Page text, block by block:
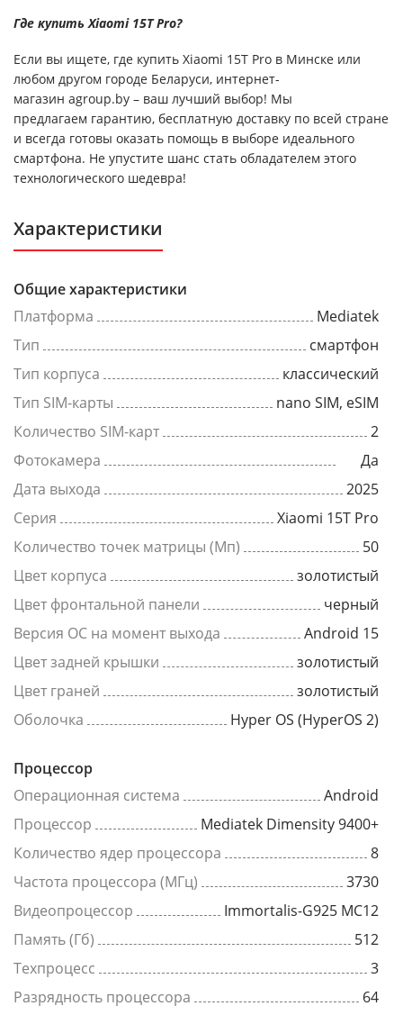
Где купить Xiaomi 15T Pro?
Если вы ищете, где купить Xiaomi 15T Pro в Минске или
любом другом городе Беларуси, интернет-
магазин agroup.by – ваш лучший выбор! Мы
предлагаем гарантию, бесплатную доставку по всей стране
и всегда готовы оказать помощь в выборе идеального
смартфона. Не упустите шанс стать обладателем этого
технологического шедевра!
Характеристики
Общие характеристики
Платформа
Mediatek
Тип
смартфон
Тип корпуса
классический
Тип SIM-карты
nano SIM, eSIM
Количество SIM-карт
2
Фотокамера
Да
Дата выхода
2025
Серия
Xiaomi 15T Pro
Количество точек матрицы (Мп)
50
Цвет корпуса
золотистый
Цвет фронтальной панели
черный
Версия ОС на момент выхода
Android 15
Цвет задней крышки
золотистый
Цвет граней
золотистый
Оболочка
Hyper OS (HyperOS 2)
Процессор
Операционная система
Android
Процессор
Mediatek Dimensity 9400+
Количество ядер процессора
8
Частота процессора (МГц)
3730
Видеопроцессор
Immortalis-G925 MC12
Память (Гб)
512
Техпроцесс
3
Разрядность процессора
64